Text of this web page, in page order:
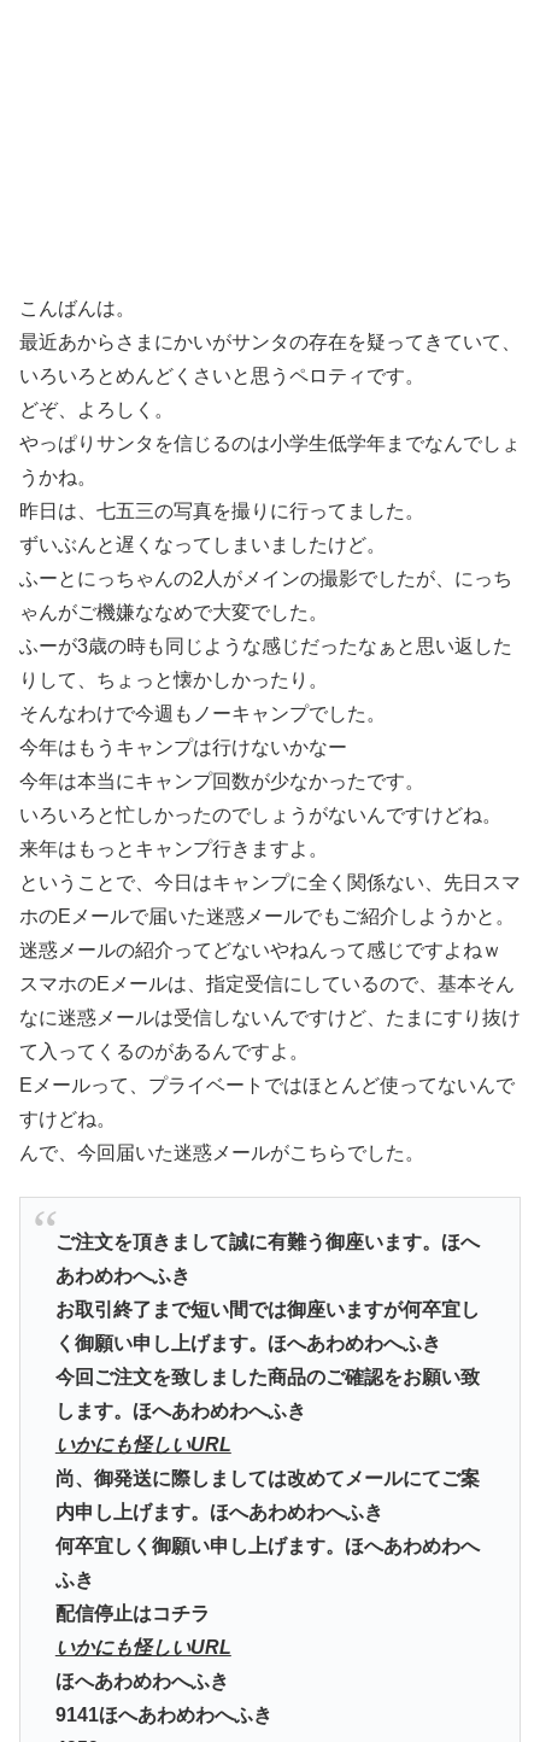
こんばんは。
最近あからさまにかいがサンタの存在を疑ってきていて、
いろいろとめんどくさいと思うペロティです。
どぞ、よろしく。
やっぱりサンタを信じるのは小学生低学年までなんでしょ
うかね。
昨日は、七五三の写真を撮りに行ってました。
ずいぶんと遅くなってしまいましたけど。
ふーとにっちゃんの2人がメインの撮影でしたが、にっち
ゃんがご機嫌ななめで大変でした。
ふーが3歳の時も同じような感じだったなぁと思い返した
りして、ちょっと懐かしかったり。
そんなわけで今週もノーキャンプでした。
今年はもうキャンプは行けないかなー
今年は本当にキャンプ回数が少なかったです。
いろいろと忙しかったのでしょうがないんですけどね。
来年はもっとキャンプ行きますよ。
ということで、今日はキャンプに全く関係ない、先日スマ
ホのEメールで届いた迷惑メールでもご紹介しようかと。
迷惑メールの紹介ってどないやねんって感じですよねｗ
スマホのEメールは、指定受信にしているので、基本そん
なに迷惑メールは受信しないんですけど、たまにすり抜け
て入ってくるのがあるんですよ。
Eメールって、プライベートではほとんど使ってないんで
すけどね。
んで、今回届いた迷惑メールがこちらでした。
ご注文を頂きまして誠に有難う御座います。ほへ
あわめわへふき
お取引終了まで短い間では御座いますが何卒宜し
く御願い申し上げます。ほへあわめわへふき
今回ご注文を致しました商品のご確認をお願い致
します。ほへあわめわへふき
いかにも怪しいURL
尚、御発送に際しましては改めてメールにてご案
内申し上げます。ほへあわめわへふき
何卒宜しく御願い申し上げます。ほへあわめわへ
ふき
配信停止はコチラ
いかにも怪しいURL
ほへあわめわへふき
9141ほへあわめわへふき